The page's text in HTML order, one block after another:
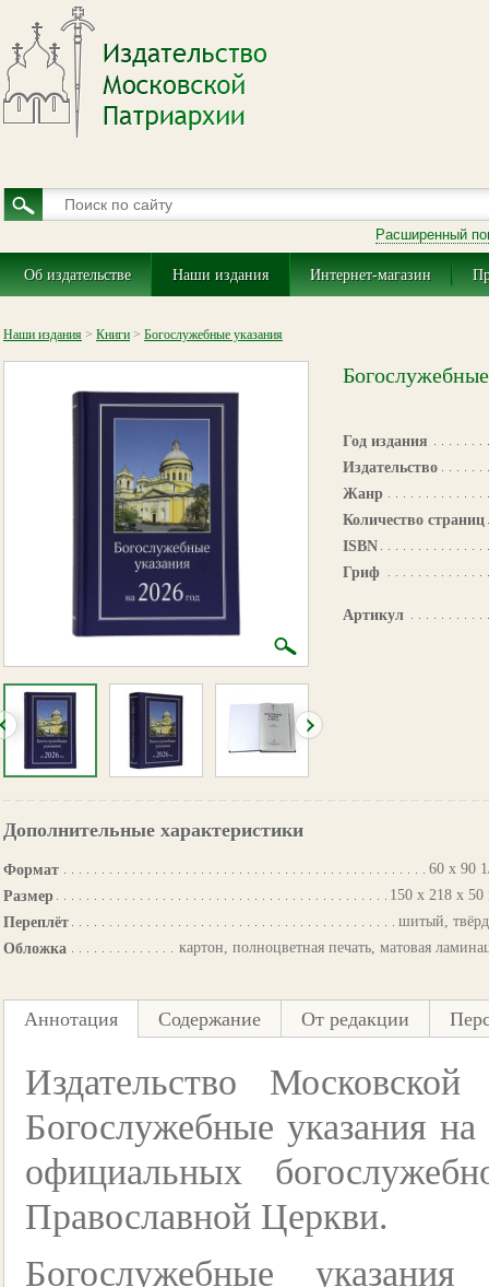
Расширенный
Об издательстве Наши издания Интернет-магазин
Наши издания > Книги > Богослужебные указания
Год издания
Издательство
Жанр
Количество страниц
ISBN
Гриф
Артикул
Дополнительные характеристики
Формат
60 х 90
Размер
150 х 218 х
Переплёт
шитый,
Обложка
картон, полноцветная печать, матовая
Аннотация Содержание От редакции
Издательство
Богослужебные указания
официальных
Православной Церкви.
Богослужебные